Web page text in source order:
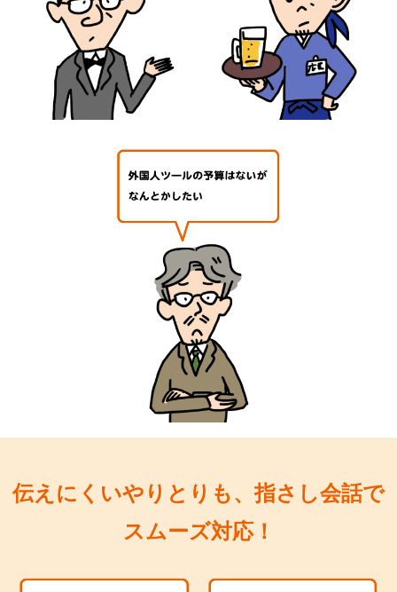
伝えにくいやりとりも、指さし会話で
スムーズ対応！